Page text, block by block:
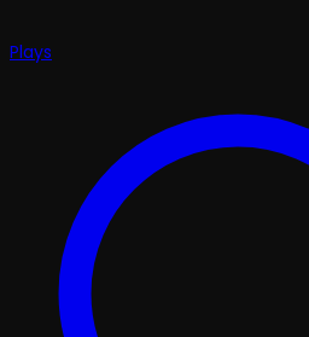
Plays